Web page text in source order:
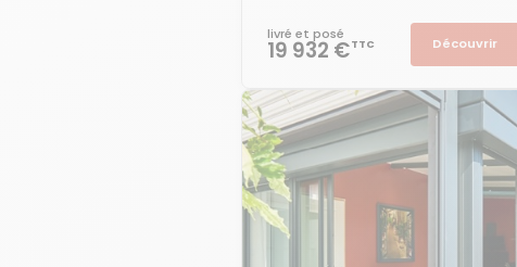
livré et posé
19 932 €TTC Découvrir